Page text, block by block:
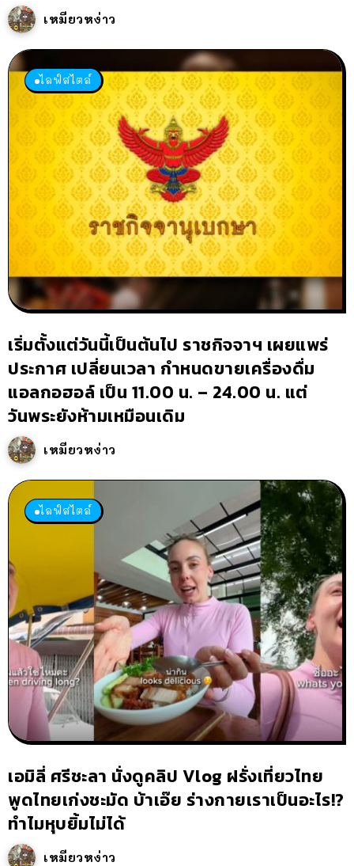
เหมียวหง่าว
ไลฟ์สไตล์
เริ่มตั้งแต่วันนี้เป็นต้นไป ราชกิจจาฯ เผยแพร่
ประกาศ เปลี่ยนเวลา กำหนดขายเครื่องดื่ม
แอลกอฮอล์ เป็น 11.00 น. – 24.00 น. แต่
วันพระยังห้ามเหมือนเดิม
เหมียวหง่าว
ไลฟ์สไตล์
เอมิลี่ ศรีชะลา นั่งดูคลิป Vlog ฝรั่งเที่ยวไทย
พูดไทยเก่งชะมัด บ้าเอ๊ย ร่างกายเราเป็นอะไร!?
ทำไมหุบยิ้มไม่ได้
เหมียวหง่าว